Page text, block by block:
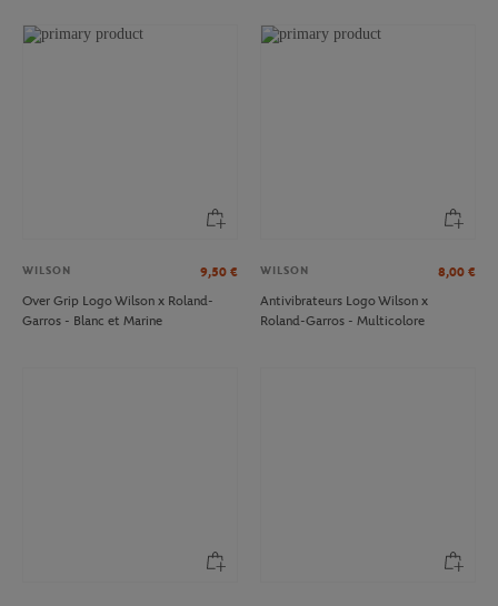
WILSON 9,50 €
Over Grip Logo Wilson x Roland-
Garros - Blanc et Marine
WILSON 8,00 €
Antivibrateurs Logo Wilson x
Roland-Garros - Multicolore